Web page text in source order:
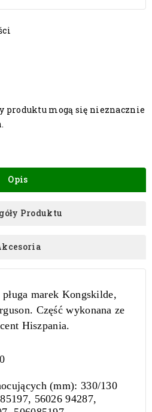
produktu mogą się nieznacznie
Opis
Produktu
pługa marek Kongskilde,
Część wykonana ze
Hiszpania.
(mm): 330/130
56026 94287,